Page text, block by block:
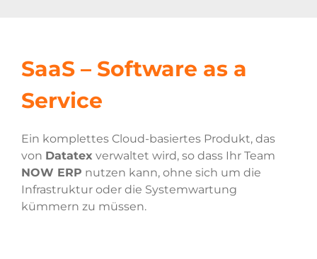
SaaS – Software as a
Service
Ein komplettes Cloud-basiertes Produkt, das
von Datatex verwaltet wird, so dass Ihr Team
NOW ERP nutzen kann, ohne sich um die
Infrastruktur oder die Systemwartung
kümmern zu müssen.